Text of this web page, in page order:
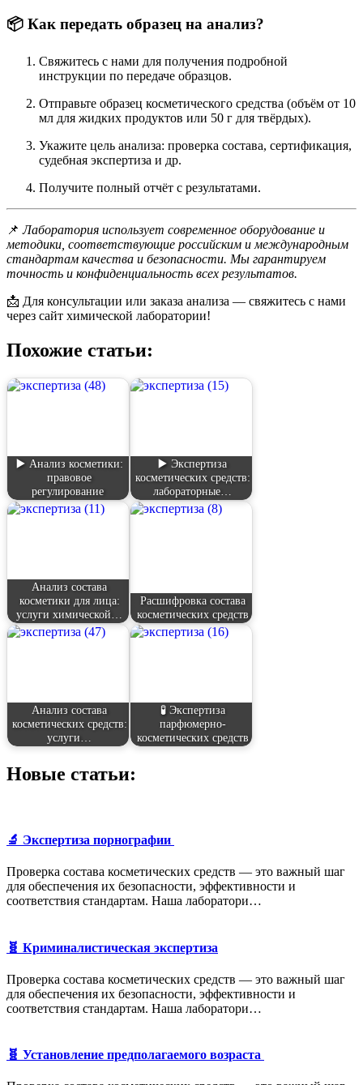
📦 Как передать образец на анализ?
Свяжитесь с нами для получения подробной
инструкции по передаче образцов.
Отправьте образец косметического средства (объём от 10
мл для жидких продуктов или 50 г для твёрдых).
Укажите цель анализа: проверка состава, сертификация,
судебная экспертиза и др.
Получите полный отчёт с результатами.
📌Лаборатория использует современное оборудование и
методики, соответствующие российским и международным
стандартам качества и безопасности. Мы гарантируем
точность и конфиденциальность всех результатов.
📩 Для консультации или заказа анализа — свяжитесь с нами
через сайт химической лаборатории!
Похожие статьи:
▶️ Анализ косметики:
правовое
регулирование
▶️ Экспертиза
косметических средств:
лабораторные…
Анализ состава
косметики для лица:
услуги химической…
Расшифровка состава
косметических средств
Анализ состава
косметических средств:
услуги…
🧪 Экспертиза
парфюмерно-
косметических средств
Новые статьи:
🔬 Экспертиза порнографии
Проверка состава косметических средств — это важный шаг
для обеспечения их безопасности, эффективности и
соответствия стандартам. Наша лаборатори…
🧬 Криминалистическая экспертиза
Проверка состава косметических средств — это важный шаг
для обеспечения их безопасности, эффективности и
соответствия стандартам. Наша лаборатори…
🧬 Установление предполагаемого возраста